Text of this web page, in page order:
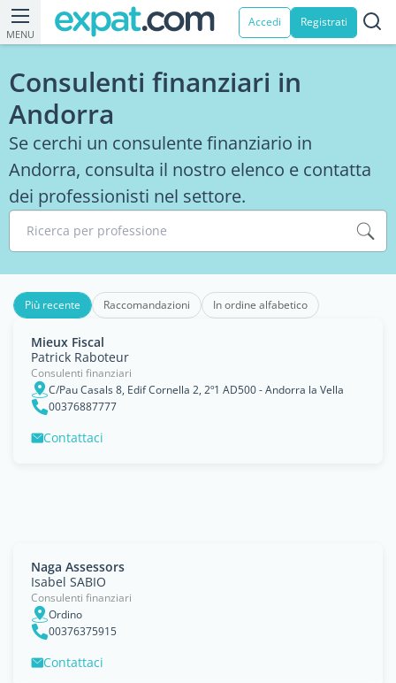
MENU
Accedi Registrati
Consulenti finanziari in
Andorra
Se cerchi un consulente finanziario in
Andorra, consulta il nostro elenco e contatta
dei professionisti nel settore.
Ricerca per professione
Più recente Raccomandazioni In ordine alfabetico
Mieux Fiscal
Patrick Raboteur
Consulenti finanziari
C/Pau Casals 8, Edif Cornella 2, 2º1 AD500 - Andorra la Vella
00376887777
Contattaci
Naga Assessors
Isabel SABIO
Consulenti finanziari
Ordino
00376375915
Contattaci